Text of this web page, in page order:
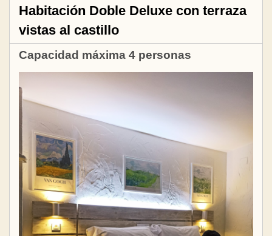
Habitación Doble Deluxe con terraza
vistas al castillo
Capacidad máxima 4 personas